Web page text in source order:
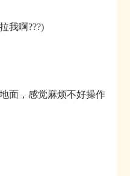
我啊???)
面，感觉麻烦不好操作